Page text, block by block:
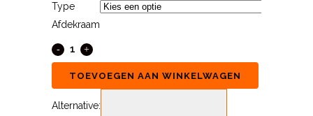
Type
Afdekraam
TOEVOEGEN AAN WINKELWAGEN
Alternative: